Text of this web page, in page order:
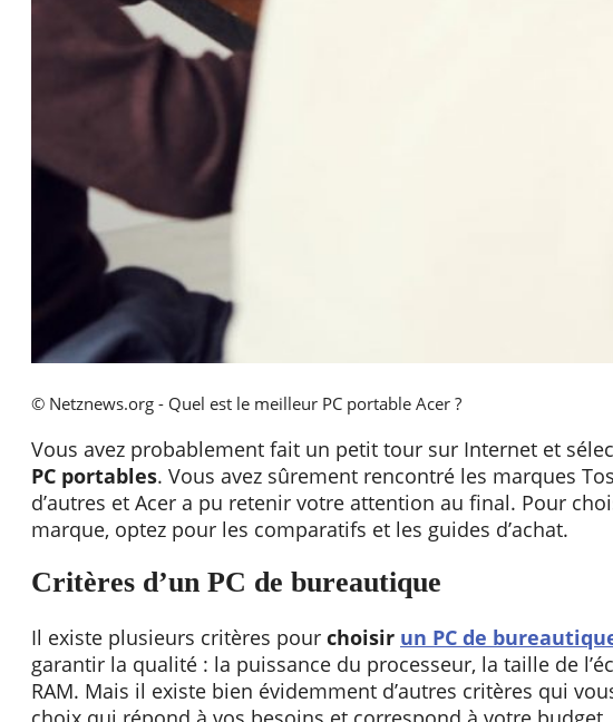
© Netznews.org - Quel est le meilleur PC portable Acer ?
Vous avez probablement fait un petit tour sur Internet et
PC portables. Vous avez sûrement rencontré les marques
d’autres et Acer a pu retenir votre attention au final. Pour
marque, optez pour les comparatifs et les guides d’achat.
Critères d’un PC de bureautique
Il existe plusieurs critères pour choisir un PC de
garantir la qualité : la puissance du processeur, la taille de
RAM. Mais il existe bien évidemment d’autres critères qui